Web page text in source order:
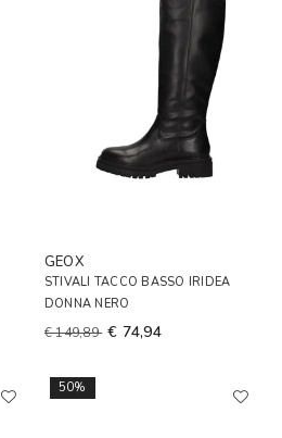
GEOX
STIVALI TACCO BASSO IRIDEA
DONNA NERO
€ 149,89 € 74,94
50%